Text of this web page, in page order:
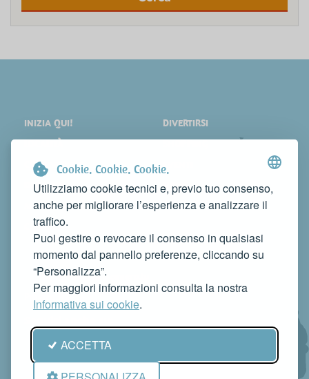
Cookie. Cookie. Cookie.
Utilizziamo cookie tecnici e, previo tuo consenso,
anche per migliorare l’esperienza e analizzare il
traffico.
Puoi gestire o revocare il consenso in qualsiasi
momento dal pannello preferenze, cliccando su
“Personalizza”.
Per maggiori informazioni consulta la nostra
Informativa sui cookie.
ACCETTA
INIZIA QUI!
COSA VEDERE
DORMIRE
MANGIARE
DIVERTIRSI
EVENTI
NEWS
WEB TV
CONTATTI
FAI CONOSCERE LA TUA ATTIVITÀ
CONTATTACI PER PUBBLICARLA SU QUESTO SITO
info@rivieradelconero.tv
Privacy Policy